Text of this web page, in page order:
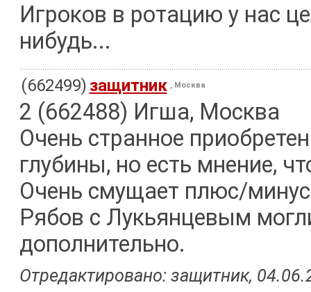
Игроков в ротацию у нас
нибудь...
(662499) защитник , Москва
2 (662488) Игша, Москва
Очень странное
глубины, но есть мнение,
Очень смущает плюс/
Рябов с Лукьянцевым
дополнительно.
Отредактировано: защитник,